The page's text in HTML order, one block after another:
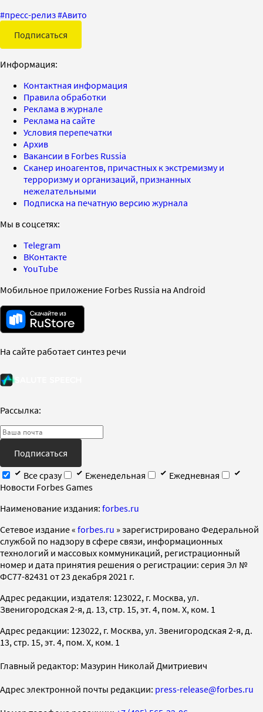
#пресс-релиз#Авито
Подписаться
Информация:
Контактная информация
Правила обработки
Реклама в журнале
Реклама на сайте
Условия перепечатки
Архив
Вакансии в Forbes Russia
Сканер иноагентов, причастных к экстремизму и
терроризму и организаций, признанных
нежелательными
Подписка на печатную версию журнала
Мы в соцсетях:
Telegram
ВКонтакте
YouTube
Мобильное приложение Forbes Russia на Android
На сайте работает синтез речи
Рассылка:
Подписаться
Все сразу
Еженедельная
Ежедневная
Новости Forbes Games
Наименование издания: forbes.ru
Cетевое издание « forbes.ru » зарегистрировано Федеральной
службой по надзору в сфере связи, информационных
технологий и массовых коммуникаций, регистрационный
номер и дата принятия решения о регистрации: серия Эл №
ФС77-82431 от 23 декабря 2021 г.
Адрес редакции, издателя: 123022, г. Москва, ул.
Звенигородская 2-я, д. 13, стр. 15, эт. 4, пом. X, ком. 1
Адрес редакции: 123022, г. Москва, ул. Звенигородская 2-я, д.
13, стр. 15, эт. 4, пом. X, ком. 1
Главный редактор: Мазурин Николай Дмитриевич
Адрес электронной почты редакции: press-release@forbes.ru